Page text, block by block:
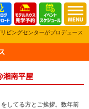
ビングセンターがプロデュース
湘南平屋
してる方とご挨拶。数年前